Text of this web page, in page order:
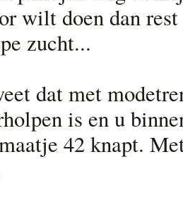
wilt doen dan
zucht...
dat met
is en u
42 knapt.